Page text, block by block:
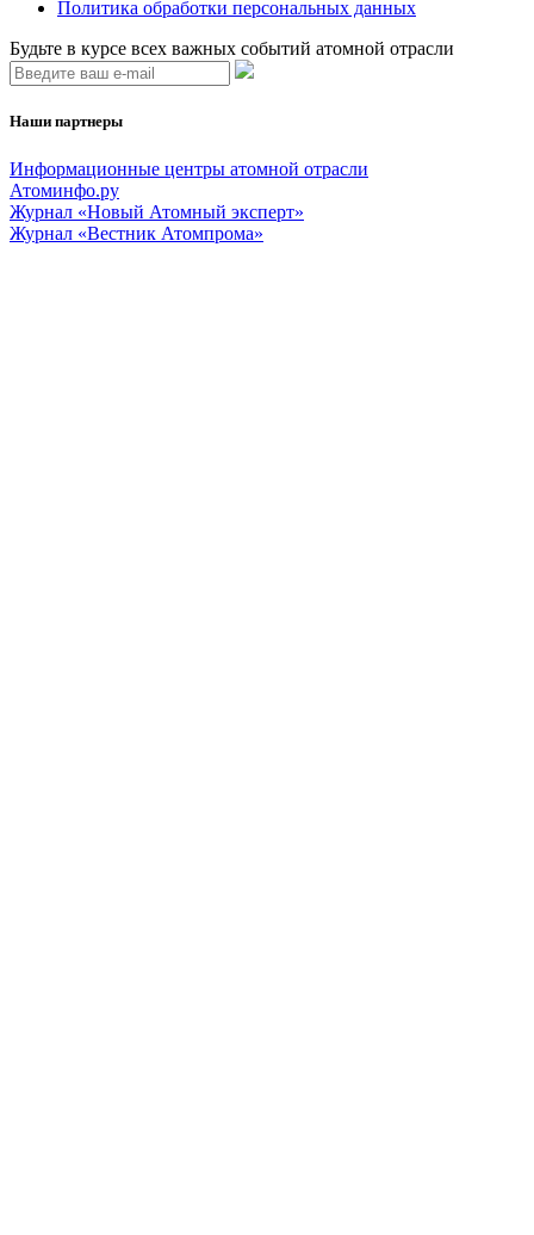
Политика обработки персональных данных
Будьте в курсе всех важных событий атомной отрасли
Наши партнеры
Информационные центры атомной отрасли
Атоминфо.ру
Журнал «Новый Атомный эксперт»
Журнал «Вестник Атомпрома»